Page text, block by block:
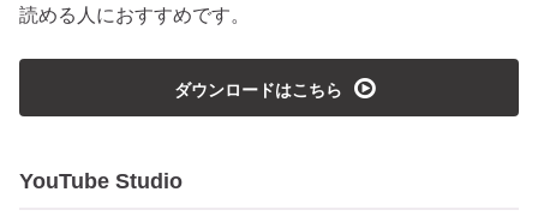
読める人におすすめです。
ダウンロードはこちら playmedia
YouTube Studio